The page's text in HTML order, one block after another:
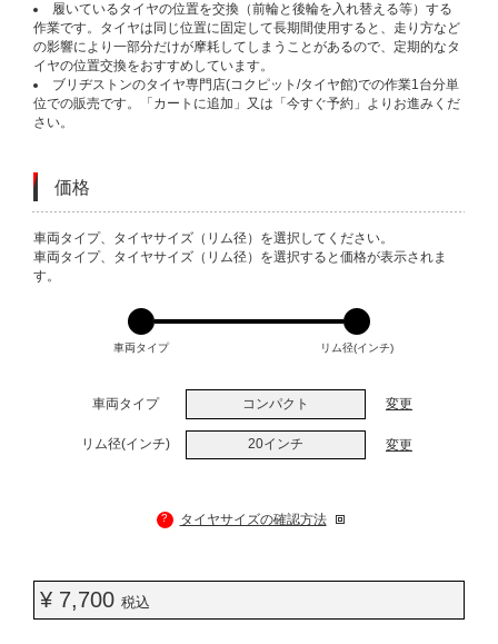
履いているタイヤの位置を交換（前輪と後輪を入れ替える等）する
作業です。タイヤは同じ位置に固定して長期間使用すると、走り方など
の影響により一部分だけが摩耗してしまうことがあるので、定期的なタ
イヤの位置交換をおすすめしています。
ブリヂストンのタイヤ専門店(コクピット/タイヤ館)での作業1台分単
位での販売です。「カートに追加」又は「今すぐ予約」よりお進みくだ
さい。
価格
VARIATIONS
車両タイプ、タイヤサイズ（リム径）を選択してください。
車両タイプ、タイヤサイズ（リム径）を選択すると価格が表示されま
す。
車両タイプ リム径(インチ)
車両タイプ コンパクト 変更
リム径(インチ) 20インチ 変更
? タイヤサイズの確認方法
¥ 7,700 税込